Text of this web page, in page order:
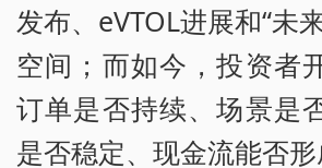
发布、eVTOL进展和“未
空间；而如今，投资者
订单是否持续、场景是
是否稳定、现金流能否形